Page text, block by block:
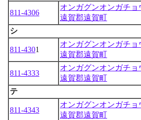
811-4306
オンガグンオンガチョ
遠賀郡遠賀町
シ
811-4301
オンガグンオンガチョ
遠賀郡遠賀町
811-4333
オンガグンオンガチョ
遠賀郡遠賀町
テ
811-4343
オンガグンオンガチョ
遠賀郡遠賀町